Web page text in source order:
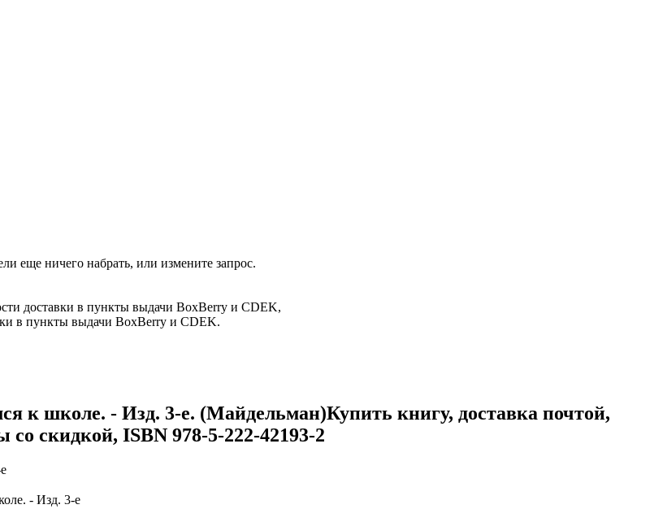
еще ничего набрать, или измените запрос.
доставки в пункты выдачи BoxBerry и CDEK,
в пункты выдачи BoxBerry и CDEK.
к школе. - Изд. 3-е. (Майдельман)Купить книгу, доставка почтой,
скидкой, ISBN 978-5-222-42193-2
- Изд. 3-е